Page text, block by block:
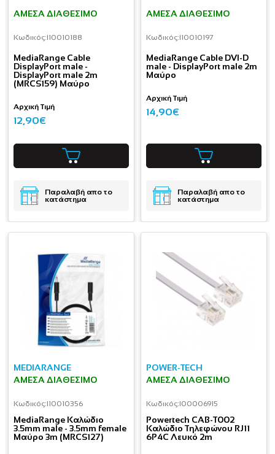
ΆΜΕΣΑ ΔΙΑΘΈΣΙΜΟ
Κωδικός:I10010188
MediaRange Cable
DisplayPort male -
DisplayPort male 2m
(MRCS159) Μαύρο
Αρχική Τιμή
12,90€
Παραλαβή απο το
κατάστημα
ΆΜΕΣΑ ΔΙΑΘΈΣΙΜΟ
Κωδικός:I10010197
MediaRange Cable DVI-D
male - DisplayPort male 2m
Μαύρο
Αρχική Τιμή
14,90€
Παραλαβή απο το
κατάστημα
MEDIARANGE
ΆΜΕΣΑ ΔΙΑΘΈΣΙΜΟ
Κωδικός:I10010356
MediaRange Καλώδιο
3.5mm male - 3.5mm female
Μαύρο 3m (MRCS127)
POWER-TECH
ΆΜΕΣΑ ΔΙΑΘΈΣΙΜΟ
Κωδικός:I00006915
Powertech CAB-T002
Καλώδιο Τηλεφώνου RJ11
6P4C Λευκό 2m